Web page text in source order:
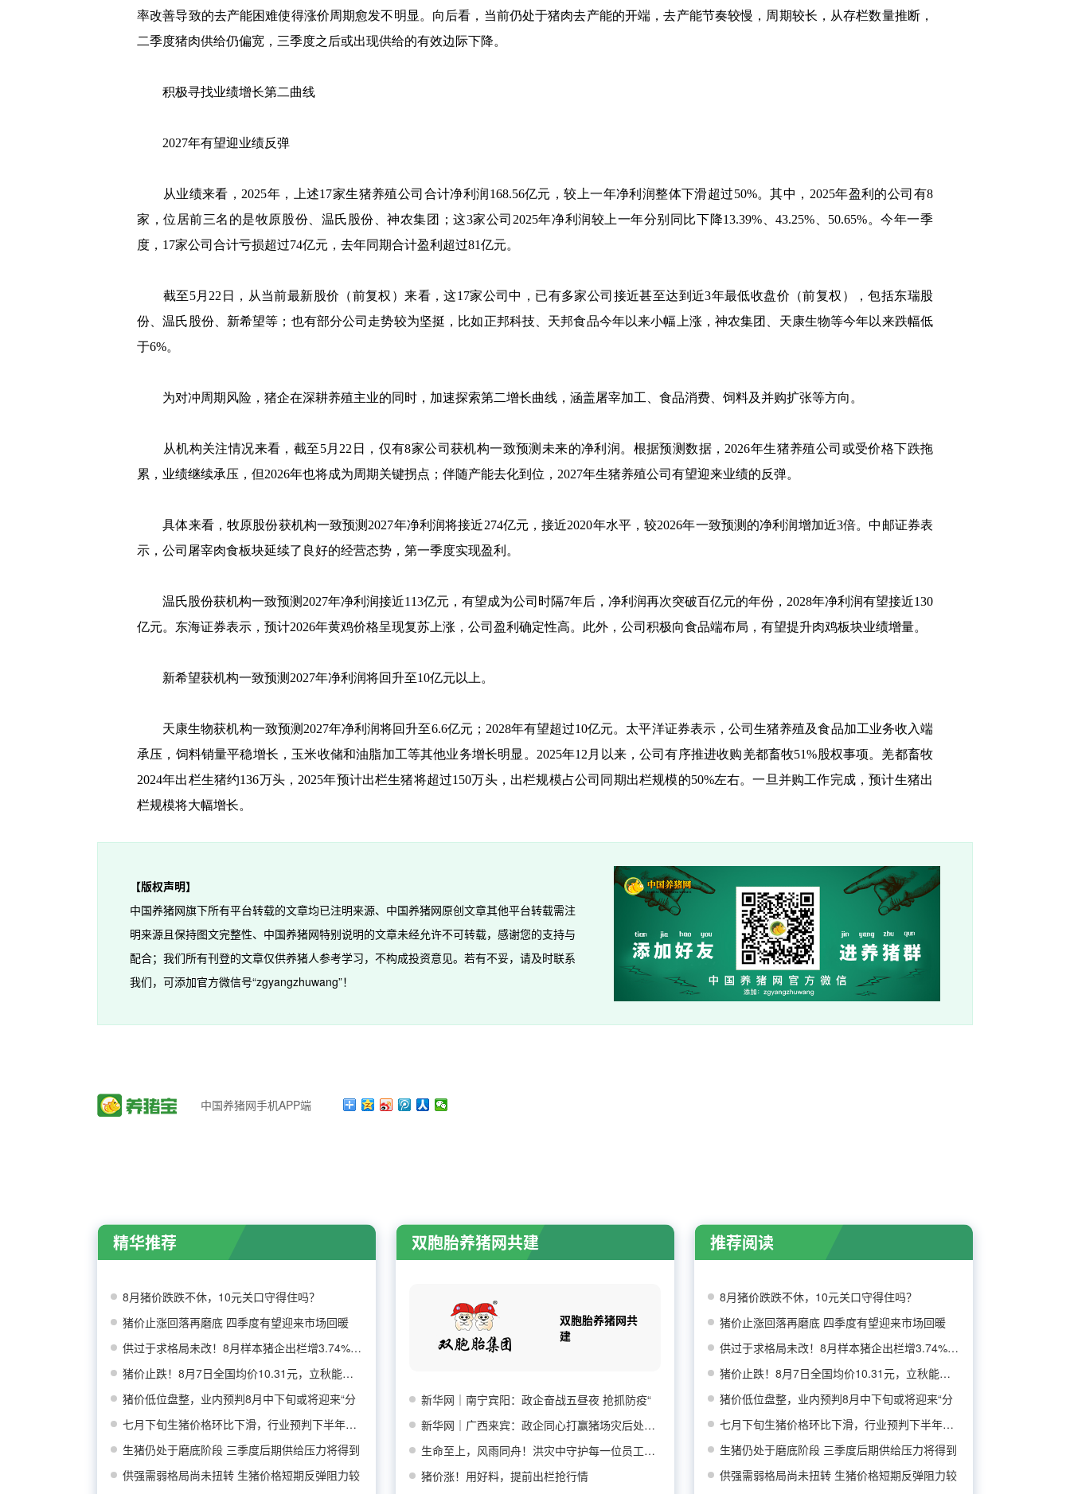
率改善导致的去产能困难使得涨价周期愈发不明显。向后看，当前仍处于猪肉去产能的开端，去产能节奏较慢，周期较长，从存栏数量推断，
二季度猪肉供给仍偏宽，三季度之后或出现供给的有效边际下降。
积极寻找业绩增长第二曲线
2027年有望迎业绩反弹
从业绩来看，2025年，上述17家生猪养殖公司合计净利润168.56亿元，较上一年净利润整体下滑超过50%。其中，2025年盈利的公司有8
家，位居前三名的是牧原股份、温氏股份、神农集团；这3家公司2025年净利润较上一年分别同比下降13.39%、43.25%、50.65%。今年一季
度，17家公司合计亏损超过74亿元，去年同期合计盈利超过81亿元。
截至5月22日，从当前最新股价（前复权）来看，这17家公司中，已有多家公司接近甚至达到近3年最低收盘价（前复权），包括东瑞股
份、温氏股份、新希望等；也有部分公司走势较为坚挺，比如正邦科技、天邦食品今年以来小幅上涨，神农集团、天康生物等今年以来跌幅低
于6%。
为对冲周期风险，猪企在深耕养殖主业的同时，加速探索第二增长曲线，涵盖屠宰加工、食品消费、饲料及并购扩张等方向。
从机构关注情况来看，截至5月22日，仅有8家公司获机构一致预测未来的净利润。根据预测数据，2026年生猪养殖公司或受价格下跌拖
累，业绩继续承压，但2026年也将成为周期关键拐点；伴随产能去化到位，2027年生猪养殖公司有望迎来业绩的反弹。
具体来看，牧原股份获机构一致预测2027年净利润将接近274亿元，接近2020年水平，较2026年一致预测的净利润增加近3倍。中邮证券表
示，公司屠宰肉食板块延续了良好的经营态势，第一季度实现盈利。
温氏股份获机构一致预测2027年净利润接近113亿元，有望成为公司时隔7年后，净利润再次突破百亿元的年份，2028年净利润有望接近130
亿元。东海证券表示，预计2026年黄鸡价格呈现复苏上涨，公司盈利确定性高。此外，公司积极向食品端布局，有望提升肉鸡板块业绩增量。
新希望获机构一致预测2027年净利润将回升至10亿元以上。
天康生物获机构一致预测2027年净利润将回升至6.6亿元；2028年有望超过10亿元。太平洋证券表示，公司生猪养殖及食品加工业务收入端
承压，饲料销量平稳增长，玉米收储和油脂加工等其他业务增长明显。2025年12月以来，公司有序推进收购羌都畜牧51%股权事项。羌都畜牧
2024年出栏生猪约136万头，2025年预计出栏生猪将超过150万头，出栏规模占公司同期出栏规模的50%左右。一旦并购工作完成，预计生猪出
栏规模将大幅增长。
【版权声明】
中国养猪网旗下所有平台转载的文章均已注明来源、中国养猪网原创文章其他平台转载需注
明来源且保持图文完整性、中国养猪网特别说明的文章未经允许不可转载，感谢您的支持与
配合；我们所有刊登的文章仅供养猪人参考学习，不构成投资意见。若有不妥，请及时联系
我们，可添加官方微信号“zgyangzhuwang”！
中国养猪网手机APP端
精华推荐
8月猪价跌跌不休，10元关口守得住吗？
猪价止涨回落再磨底 四季度有望迎来市场回暖
供过于求格局未改！8月样本猪企出栏增3.74%，消
猪价止跌！8月7日全国均价10.31元，立秋能否带
猪价低位盘整，业内预判8月中下旬或将迎来“分
七月下旬生猪价格环比下滑，行业预判下半年猪价
生猪仍处于磨底阶段 三季度后期供给压力将得到
供强需弱格局尚未扭转 生猪价格短期反弹阻力较
双胞胎养猪网共建
双胞胎养猪网共
建
新华网｜南宁宾阳：政企奋战五昼夜 抢抓防疫“
新华网｜广西来宾：政企同心打赢猪场灾后处置防
生命至上，风雨同舟！洪灾中守护每一位员工平安
猪价涨！用好料，提前出栏抢行情
推荐阅读
8月猪价跌跌不休，10元关口守得住吗？
猪价止涨回落再磨底 四季度有望迎来市场回暖
供过于求格局未改！8月样本猪企出栏增3.74%，消
猪价止跌！8月7日全国均价10.31元，立秋能否带
猪价低位盘整，业内预判8月中下旬或将迎来“分
七月下旬生猪价格环比下滑，行业预判下半年猪价
生猪仍处于磨底阶段 三季度后期供给压力将得到
供强需弱格局尚未扭转 生猪价格短期反弹阻力较